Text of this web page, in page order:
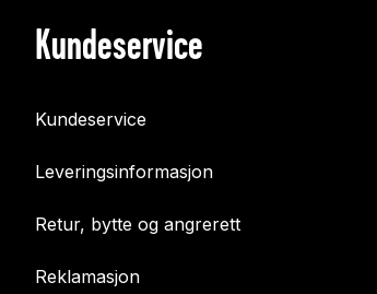
Kundeservice
Kundeservice
Leveringsinformasjon
Retur, bytte og angrerett
Reklamasjon